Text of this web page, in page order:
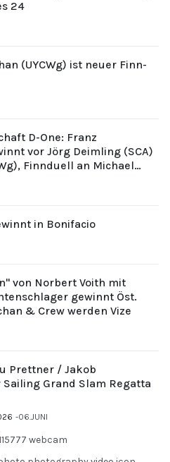
24
(UYCWg) ist neuer Finn-
D-One: Franz
vor Jörg Deimling (SCA)
Finnduell an Michael
in Bonifacio
von Norbert Voith mit
gewinnt Öst.
& Crew werden Vize
Prettner / Jakob
Grand Slam Regatta
06.JUNI